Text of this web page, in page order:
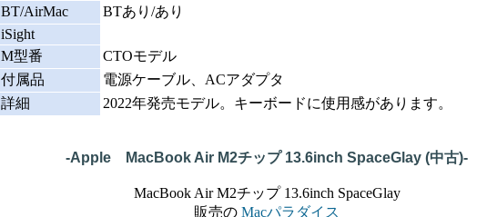
BT/AirMac
BTあり/あり
iSight
M型番
CTOモデル
付属品
電源ケーブル、ACアダプタ
詳細
2022年発売モデル。キーボードに使用感があります。
-Apple MacBook Air M2チップ 13.6inch SpaceGlay (中古)-
MacBook Air M2チップ 13.6inch SpaceGlay
販売の Macパラダイス